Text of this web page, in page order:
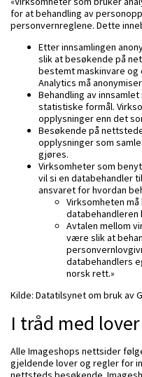
for at behandling av
personvernreglene. Dette
Etter innsamlingen
slik at besøkende på
bestemt maskinvare og
Analytics må
Behandling av
statistiske formål.
opplysninger enn det
Besøkende på
opplysninger som
gjøres.
Virksomheter som
vil si en databehandler
ansvaret for hvordan
Virksomheten
databehandleren
Avtalen mellom
være slik at
databehandlers
norsk rett.»
Kilde: Datatilsynet om bruk av
I tråd med
Alle Imageshops nettsider
gjeldende lover og regler for